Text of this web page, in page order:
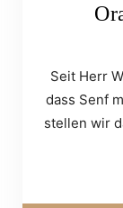
Seit Herr
dass Senf
stellen wir